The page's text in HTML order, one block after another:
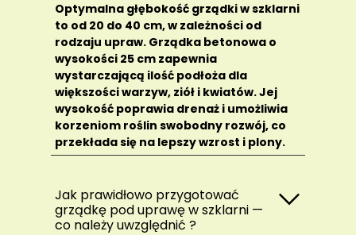
Optymalna głębokość grządki w szklarni
to od 20 do 40 cm, w zależności od
rodzaju upraw. Grządka betonowa o
wysokości 25 cm zapewnia
wystarczającą ilość podłoża dla
większości warzyw, ziół i kwiatów. Jej
wysokość poprawia drenaż i umożliwia
korzeniom roślin swobodny rozwój, co
przekłada się na lepszy wzrost i plony.
Jak prawidłowo przygotować
grządkę pod uprawę w szklarni —
co należy uwzględnić ?